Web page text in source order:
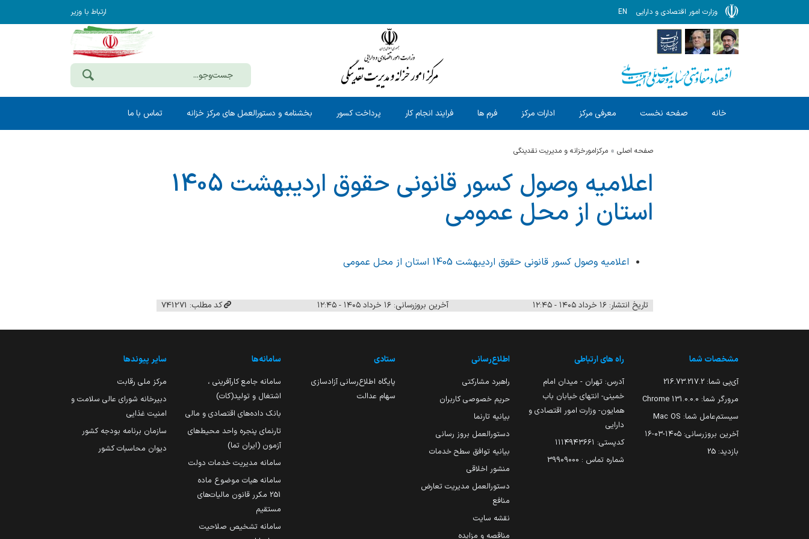
وزارت امور اقتصادی و دارایی EN ارتباط با وزیر
خانه صفحه نخست معرفی مرکز ادارات مرکز فرم ها فرایند انجام کار پرداخت کسور بخشنامه و دستورالعمل های مرکز خزانه تماس با ما
صفحه اصلی مرکزامورخزانه و مدیریت نقدینگی
اعلامیه وصول کسور قانونی حقوق اردیبهشت 1405
استان از محل عمومی
اعلامیه وصول کسور قانونی حقوق اردیبهشت 1405 استان از محل عمومی
تاریخ انتشار: ۱۶ خرداد ۱۴۰۵ - ۱۲:۴۵ آخرین بروزرسانی: ۱۶ خرداد ۱۴۰۵ - ۱۲:۴۵ کد مطلب: 741271
مشخصات شما
آی‌پی شما: 216.73.217.2
مرورگر شما: 131.0.0.0 Chrome
سیستم‌عامل شما: Mac OS
آخرین بروزرسانی: ۱۴۰۵-۰۳-۱۶
بازدید: 25
راه های ارتباطی
آدرس: تهران - میدان امام
خمینی- انتهای خیابان باب
همایون- وزارت امور اقتصادی و
دارایی
کدپستی: ۱۱۱۴۹۴۳۶۶۱
شماره تماس : 39909000
اطلاع‌رسانی
راهبرد مشارکتی
حریم خصوصی کاربران
بیانیه تارنما
دستورالعمل بروز رسانی
بیانیه توافق سطح خدمات
منشور اخلاقی
دستورالعمل مدیریت تعارض
منافع
نقشه سایت
مناقصه و مزایده
ستادی
پایگاه اطلاع‌رسانی آزادسازی
سهام عدالت
سامانه‌ها
سامانه جامع کارآفرینی ،
اشتغال و تولید(کات)
بانک داده‌های اقتصادی و مالی
تارنمای پنجره واحد محیط‌های
آزمون (ایران تما)
سامانه مدیریت خدمات دولت
سامانه هیات موضوع ماده
251 مکرر قانون مالیات‌های
مستقیم
سامانه تشخیص صلاحیت
سایر پیوندها
مرکز ملی رقابت
دبیرخانه شورای عالی سلامت و
امنیت غذایی
سازمان برنامه بودجه کشور
دیوان محاسبات کشور